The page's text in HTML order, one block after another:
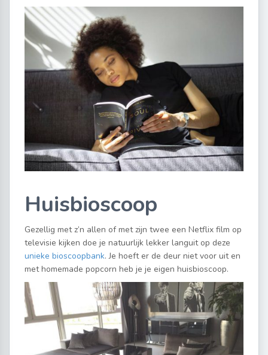
Huisbioscoop
Gezellig met z’n allen of met zijn twee een Netflix film op
televisie kijken doe je natuurlijk lekker languit op deze
unieke bioscoopbank. Je hoeft er de deur niet voor uit en
met homemade popcorn heb je je eigen huisbioscoop.